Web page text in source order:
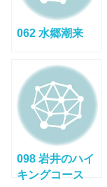
062 水郷潮来
098 岩井のハイ
キングコース